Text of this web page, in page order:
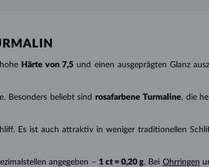
Härte von 7,5 und einen ausgeprägten Glanz
Besonders beliebt sind rosafarbene Turmaline, die
Es ist auch attraktiv in weniger traditionellen
angegeben – 1 ct = 0,20 g. Bei Ohrringen